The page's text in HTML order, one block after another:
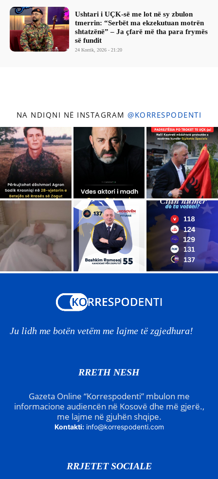
Ushtari i UÇK-së me lot në sy zbulon
tmerrin: “Serbët ma ekzekutuan motrën
shtatzënë” – Ja çfarë më tha para frymës
së fundit
24 Korrik, 2026 - 21:20
NA NDIQNI NË INSTAGRAM @KORRESPODENTI
Ju lidh me botën vetëm me lajme të zgjedhura!
RRETH NESH
Gazeta Online “Korrespodenti” mbulon me
informacione audiencën në Kosovë dhe më gjerë.,
me lajme në gjuhën shqipe.
Kontakti: info@korrespodenti.com
RRJETET SOCIALE